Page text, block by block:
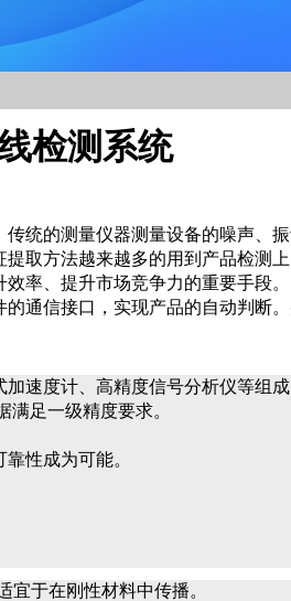
检测系统
统的测量仪器测量设备的噪声、
取方法越来越多的用到产品检测上
率、提升市场竞争力的重要手段。
通信接口，实现产品的自动判断
速度计、高精度信号分析仪等组
足一级精度要求。
性成为可能。
宜于在刚性材料中传播。